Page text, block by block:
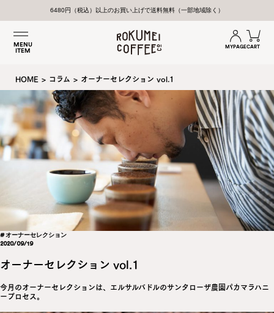
6480円（税込）以上のお買い上げで送料無料（一部地域除く）
MENU
ITEM
MYPAGECART
HOME > コラム > オーナーセレクション vol.1
# オーナーセレクション
2020/09/19
オーナーセレクション vol.1
今月のオーナーセレクションは、 エルサルバドルのサンタローザ農園パカマラハニ
ープロセス。